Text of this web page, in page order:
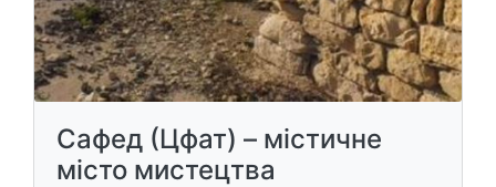
Сафед (Цфат) – містичне
місто мистецтва